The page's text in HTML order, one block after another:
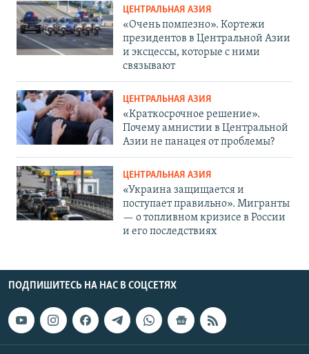
ЦЕНТРАЛЬНАЯ АЗИЯ
«Очень помпезно». Кортежи
президентов в Центральной Азии
и эксцессы, которые с ними
связывают
ЦЕНТРАЛЬНАЯ АЗИЯ
«Краткосрочное решение».
Почему амнистии в Центральной
Азии не панацея от проблемы?
ЦЕНТРАЛЬНАЯ АЗИЯ
«Украина защищается и
поступает правильно». Мигранты
— о топливном кризисе в России
и его последствиях
ПОДПИШИТЕСЬ НА НАС В СОЦСЕТЯХ